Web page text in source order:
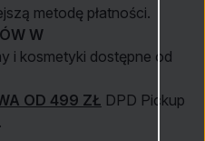
metodę płatności.
W
i kosmetyki dostępne od
OD 499 ZŁ DPD Pickup